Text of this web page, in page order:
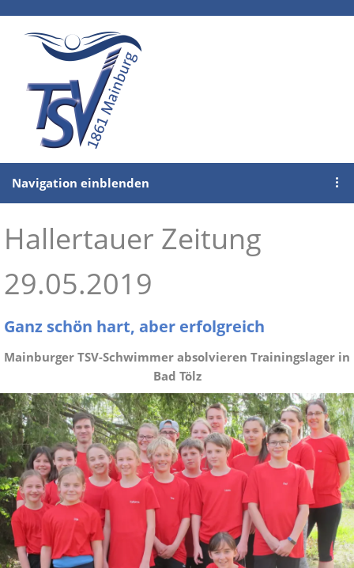
Navigation einblenden
Hallertauer Zeitung
29.05.2019
Ganz schön hart, aber erfolgreich
Mainburger TSV-Schwimmer absolvieren Trainingslager in
Bad Tölz